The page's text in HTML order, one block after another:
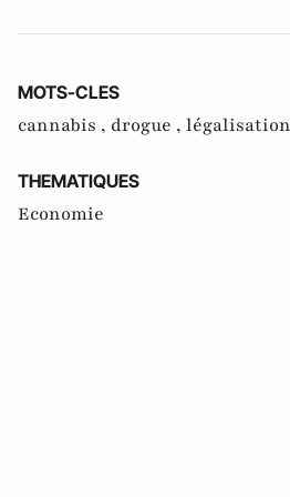
MOTS-CLES
cannabis , drogue ,
THEMATIQUES
Economie